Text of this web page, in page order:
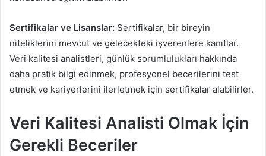
Sertifikalar ve Lisanslar: Sertifikalar, bir bireyin
niteliklerini mevcut ve gelecekteki işverenlere kanıtlar.
Veri kalitesi analistleri, günlük sorumlulukları hakkında
daha pratik bilgi edinmek, profesyonel becerilerini test
etmek ve kariyerlerini ilerletmek için sertifikalar alabilirler.
Veri Kalitesi Analisti Olmak İçin
Gerekli Beceriler